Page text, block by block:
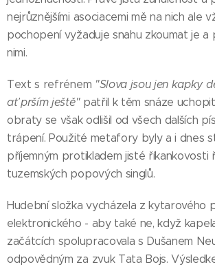
nejrůznějšími asociacemi mě na nich ale
pochopení vyžaduje snahu zkoumat je a
nimi.
Text s refrénem "Slova jsou jen kapky
ať prším ještě"patřil k těm snáze
obraty se však odlišil od všech dalších
trápení. Použité metafory byly a i dnes
příjemným protikladem jisté říkankovosti
tuzemských popových singlů.
Hudební složka vycházela z kytarového
elektronického - aby také ne, když
začátcích spolupracovala s Dušanem
odpovědným za zvuk Tata Bojs.